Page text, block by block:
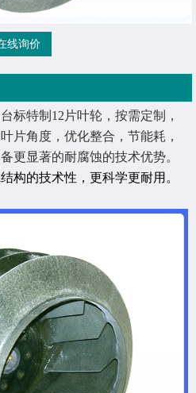
线询价
标特制12片叶轮，按需定制，
片角度，优化整合，节能耗，
更显著的耐腐蚀的技术优势。
构的技术性，更科学更耐用。